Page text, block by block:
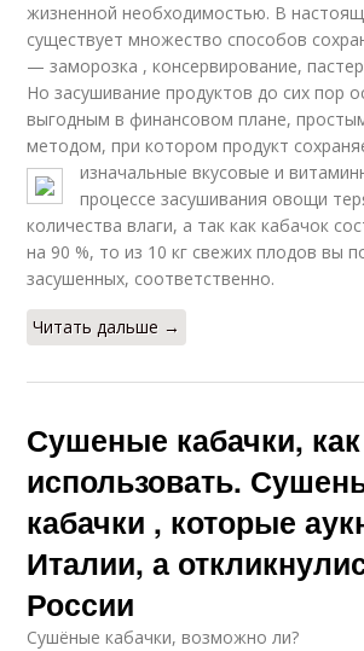
жизненной необходимостью. В
существует множество способов
— заморозка , консервирование,
Но засушивание продуктов до сих пор
выгодным в финансовом плане,
методом, при котором продукт
изначальные вкусовые и
процессе засушивания овощи
количества влаги, а так как кабачок
на 90 %, то из 10 кг свежих плодов вы
засушенных, соответственно.
Читать дальше →
Сушеные кабачки, как
использовать.
кабачки , которые
Италии, а
России
Сушёные кабачки, возможно ли?